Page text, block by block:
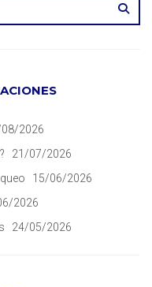
2026
21/07/2026
15/06/2026
2026
24/05/2026